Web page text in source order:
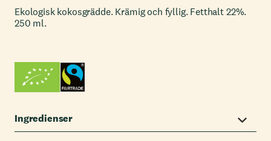
Ekologisk kokosgrädde. Krämig och fyllig. Fetthalt 22%.
250 ml.
Ingredienser